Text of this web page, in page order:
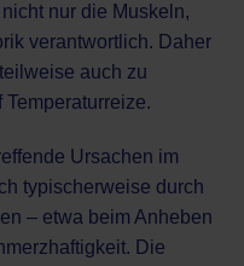
nur die Muskeln,
verantwortlich. Daher
auch zu
Ursachen im
typischerweise durch
– etwa beim Anheben
Die